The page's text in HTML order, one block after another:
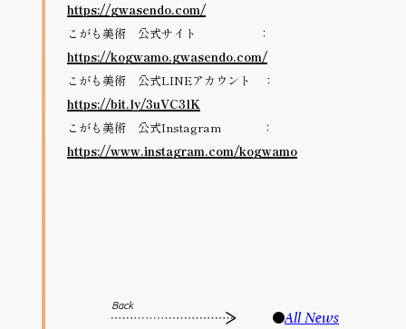
https://gwasendo.com/
こがも美術　公式サイト 　　　　　：
https://kogwamo.gwasendo.com/
こがも美術　公式LINEアカウント　：
https://bit.ly/3uVC3lK
こがも美術　公式Instagram 　　　 ：
https://www.instagram.com/kogwamo
Back
All News